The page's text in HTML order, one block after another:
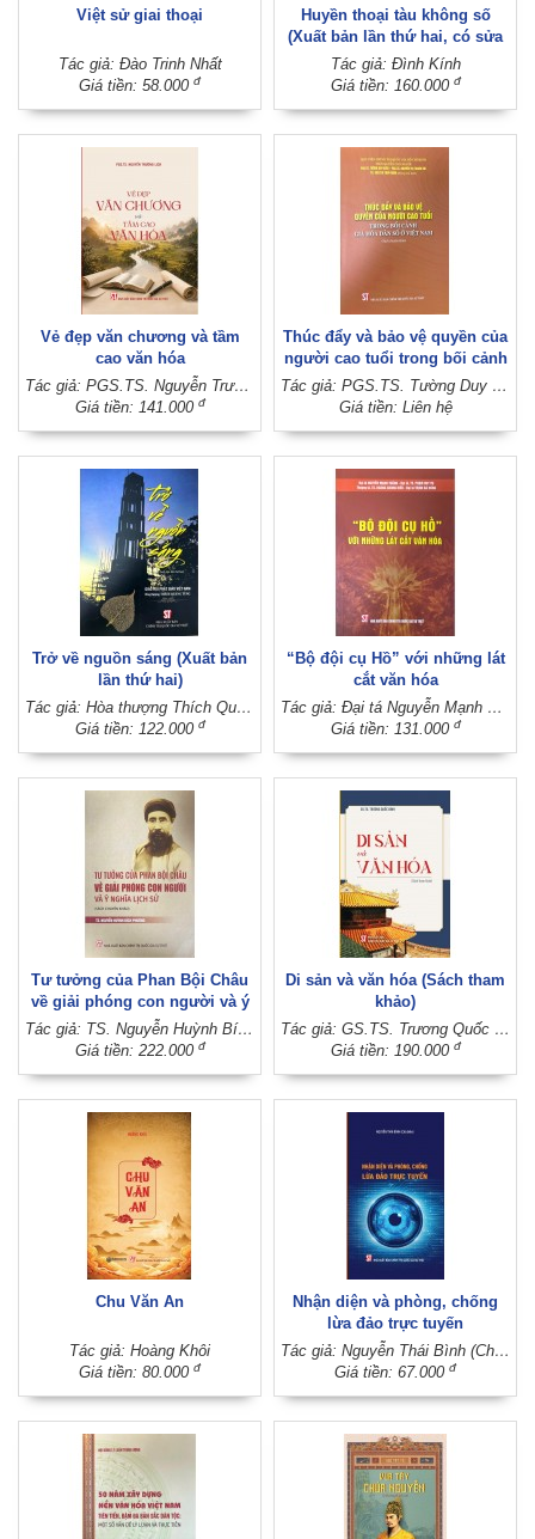
Việt sử giai thoại
Tác giả: Đào Trinh Nhất
Giá tiền: 58.000 đ
Huyền thoại tàu không số
(Xuất bản lần thứ hai, có sửa
chữa, bổ sung)
Tác giả: Đình Kính
Giá tiền: 160.000 đ
Vẻ đẹp văn chương và tầm
cao văn hóa
Tác giả: PGS.TS. Nguyễn Trường Lịch
Giá tiền: 141.000 đ
Thúc đẩy và bảo vệ quyền của
người cao tuổi trong bối cảnh
già hóa dân số ở Việt Nam
(Sách chuyên khảo)
Tác giả: PGS.TS. Tường Duy Kiên - PGS.TS. Nguyễn Thị Thanh Hải - TS. Chu Thị Thúy Hằng (Đồng chủ biên)
Giá tiền: Liên hệ
Trở về nguồn sáng (Xuất bản
lần thứ hai)
Tác giả: Hòa thượng Thích Quảng Tùng
Giá tiền: 122.000 đ
“Bộ đội cụ Hồ” với những lát
cắt văn hóa
Tác giả: Đại tá Nguyễn Mạnh Thắng - Đại tá, TS. Phạm Duy Vụ - Thượng tá, TS. Hoàng Chung Hiếu - Đại tá Trịnh Bá Hưng
Giá tiền: 131.000 đ
Tư tưởng của Phan Bội Châu
về giải phóng con người và ý
nghĩa lịch sử (Sách chuyên
khảo)
Tác giả: TS. Nguyễn Huỳnh Bích Phương
Giá tiền: 222.000 đ
Di sản và văn hóa (Sách tham
khảo)
Tác giả: GS.TS. Trương Quốc Bình
Giá tiền: 190.000 đ
Chu Văn An
Tác giả: Hoàng Khôi
Giá tiền: 80.000 đ
Nhận diện và phòng, chống
lừa đảo trực tuyến
Tác giả: Nguyễn Thái Bình (Chủ biên)
Giá tiền: 67.000 đ